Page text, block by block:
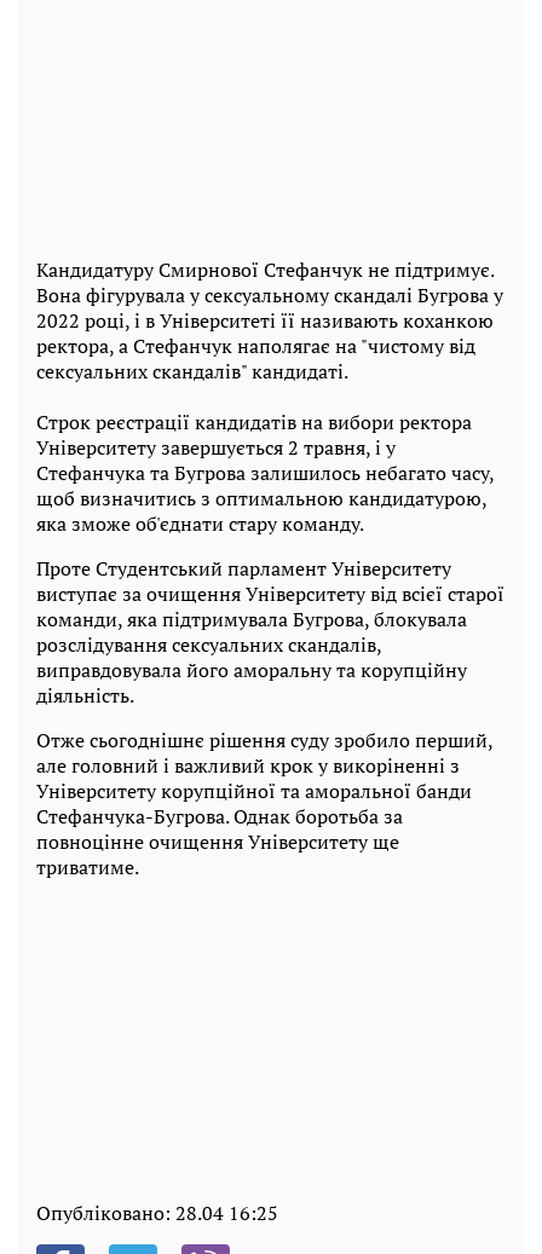
Кандидатуру Смирнової Стефанчук не підтримує.
Вона фігурувала у сексуальному скандалі Бугрова у
2022 році, і в Університеті її називають коханкою
ректора, а Стефанчук наполягає на "чистому від
сексуальних скандалів" кандидаті.
Строк реєстрації кандидатів на вибори ректора
Університету завершується 2 травня, і у
Стефанчука та Бугрова залишилось небагато часу,
щоб визначитись з оптимальною кандидатурою,
яка зможе об'єднати стару команду.
Проте Студентський парламент Університету
виступає за очищення Університету від всієї старої
команди, яка підтримувала Бугрова, блокувала
розслідування сексуальних скандалів,
виправдовувала його аморальну та корупційну
діяльність.
Отже сьогоднішнє рішення суду зробило перший,
але головний і важливий крок у викоріненні з
Університету корупційної та аморальної банди
Стефанчука-Бугрова. Однак боротьба за
повноцінне очищення Університету ще
триватиме.
Опубліковано: 28.04 16:25